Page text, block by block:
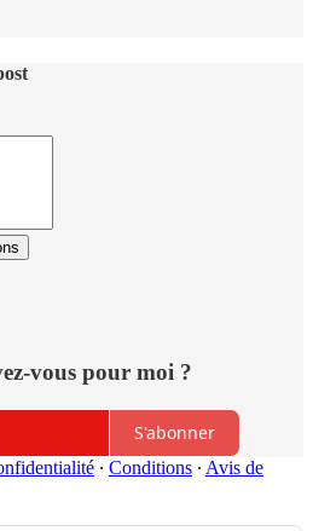
vous pour moi ?
S'abonner
∙ Conditions ∙ Avis de